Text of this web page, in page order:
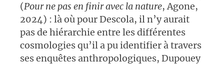
(Pour ne pas en finir avec la nature, Agone,
2024) : là où pour Descola, il n’y aurait
pas de hiérarchie entre les différentes
cosmologies qu’il a pu identifier à travers
ses enquêtes anthropologiques, Dupouey